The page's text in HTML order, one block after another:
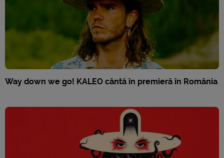
Way down we go! KALEO cântă în premieră în România